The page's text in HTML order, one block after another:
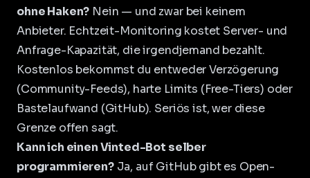
ohne Haken? Nein — und zwar bei keinem
Anbieter. Echtzeit-Monitoring kostet Server- und
Anfrage-Kapazität, die irgendjemand bezahlt.
Kostenlos bekommst du entweder Verzögerung
(Community-Feeds), harte Limits (Free-Tiers) oder
Bastelaufwand (GitHub). Seriös ist, wer diese
Grenze offen sagt.
Kann ich einen Vinted-Bot selber
programmieren?Ja, auf GitHub gibt es Open-